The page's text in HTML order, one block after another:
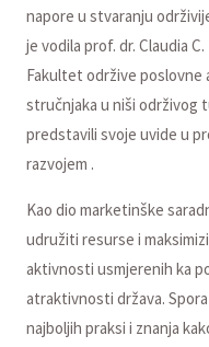
napore u stvaranju
je vodila prof. dr. Claudia
Fakultet održive poslovne
stručnjaka u niši održivog
predstavili svoje uvide u
razvojem .
Kao dio marketinške
udružiti resurse i
aktivnosti usmjerenih ka
atraktivnosti država.
najboljih praksi i znanja